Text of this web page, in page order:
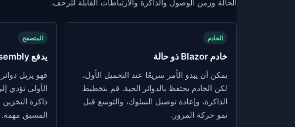
الحالة وزمن الوصول والذاكرة والارتباطات القابلة للزحف.
الخادم
خادم Blazor ذو حالة
يمكن أن يبدو الأمر سريعًا عند التحميل الأول،
لكن الخادم يحتفظ بالدوائر الحية. قم بتخطيط
الذاكرة، وإعادة توصيل السلوك، والتوسع قبل
نمو حركة المرور.
المتصفح
يدفع WebAssembly مقدمًا
فهو يزيل
الأولى تؤدي
ذاكرة
المسبق مهمة.